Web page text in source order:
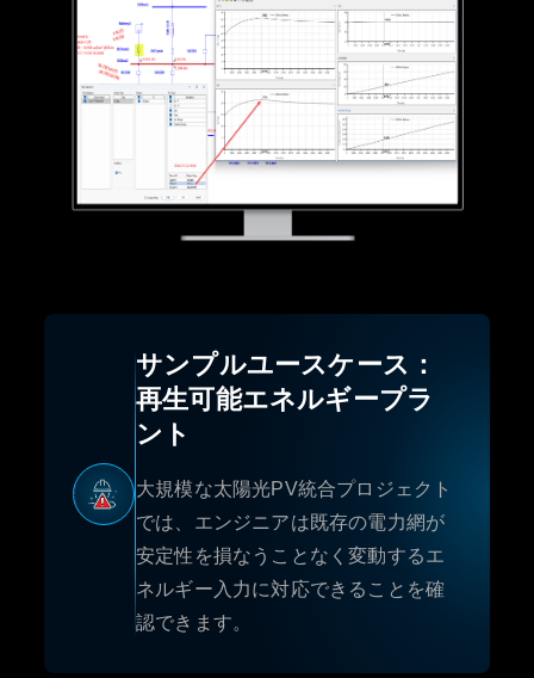
サンプルユースケース：
再生可能エネルギープラ
ント
大規模な太陽光PV統合プロジェクト
では、エンジニアは既存の電力網が
安定性を損なうことなく変動するエ
ネルギー入力に対応できることを確
認できます。